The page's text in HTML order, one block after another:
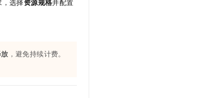
，避免持续计费。